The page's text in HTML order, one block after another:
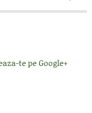
te pe Google+